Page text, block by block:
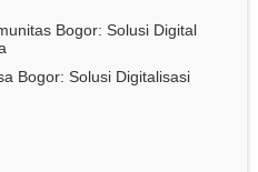
Bogor: Solusi Digital
Bogor: Solusi Digitalisasi